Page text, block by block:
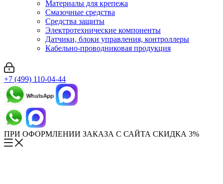
Материалы для крепежа
Смазочные средства
Средства защиты
Электротехнические компоненты
Датчики, блоки управления, контроллеры
Кабельно-проводниковая продукция
+7 (499) 110-04-44
ПРИ ОФОРМЛЕНИИ ЗАКАЗА С САЙТА СКИДКА 3%